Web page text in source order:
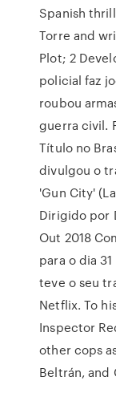
Spanish
Torre and
Plot; 2
policial faz
roubou
guerra civil.
Título no
divulgou o
'Gun City'
Dirigido por
Out 2018
para o dia
teve o seu
Netflix. To
Inspector
other cops
Beltrán, and